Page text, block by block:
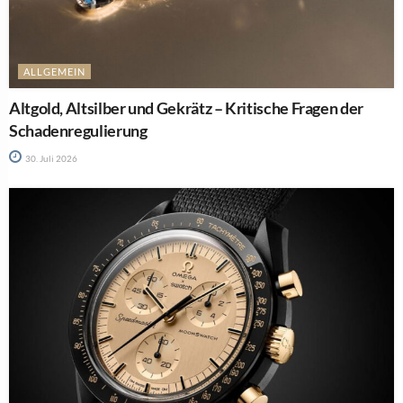
ALLGEMEIN
Altgold, Altsilber und Gekrätz – Kritische Fragen der
Schadenregulierung
30. Juli 2026